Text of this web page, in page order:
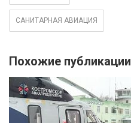
САНИТАРНАЯ АВИАЦИЯ
Похожие публикации